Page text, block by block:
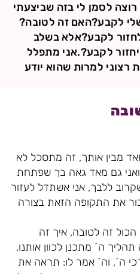
לסמן לי בזה שביצעתי
לקבע?האם זה לטובה?
לקבע?אלא בשלב
לקבע?.אני מתפלל
למרות שהוא יודע
מבין אותך, זה מתסכל לא
גם מאד גאה בך שפתחת
ללבך, אני אשתדל לעזור
את התקופה הזאת בצורה
זה לטובה, איך זה
ה´ מתכנן לכוון אותנו,
ה´, וה´ אמר לו: תראה את